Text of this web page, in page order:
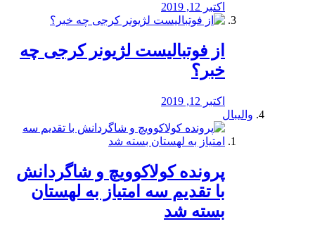
اکتبر 12, 2019
از فوتبالیست لژیونر کرجی چه
خبر؟
اکتبر 12, 2019
والیبال
پرونده کولاکوویچ و شاگردانش
با تقدیم سه امتیاز به لهستان
بسته شد